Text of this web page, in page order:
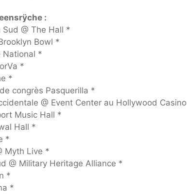
:
@ The Hall *
Bowl *
National *
*
*
congrès Pasquerilla *
@ Event Center au Hollywood Casino
Music Hall *
Hall *
*
Myth Live *
@ Military Heritage Alliance *
*
*